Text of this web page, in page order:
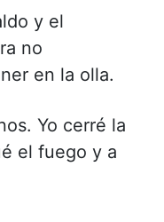
y el
no
en la olla.
Yo cerré la
el fuego y a